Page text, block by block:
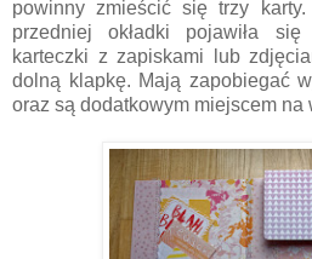
powinny zmieścić się trzy
przedniej okładki pojawiła
karteczki z zapiskami lub
dolną klapkę. Mają zapobiegać
oraz są dodatkowym miejscem na